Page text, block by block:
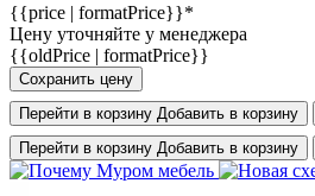
{{price | formatPrice}}*
Цену уточняйте у менеджера
{{oldPrice | formatPrice}}
Сохранить цену
Перейти в корзину Добавить в корзину
Перейти в корзину Добавить в корзину